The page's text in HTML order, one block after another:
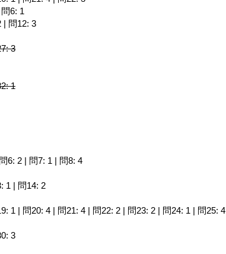
6: 1
| 問12: 3
3
1
6: 2 | 問7: 1 | 問8: 4
1 | 問14: 2
1 | 問20: 4 | 問21: 4 | 問22: 2 | 問23: 2 | 問24: 1 | 問25: 4
3